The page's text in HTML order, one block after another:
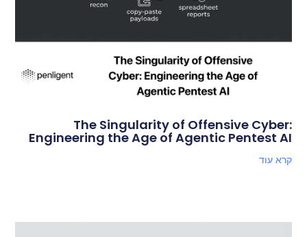
The Singularity of Offensive Cyber:
Engineering the Age of Agentic Pentest AI
קרא עוד